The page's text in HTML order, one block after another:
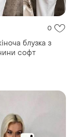
0
блузка з
софт